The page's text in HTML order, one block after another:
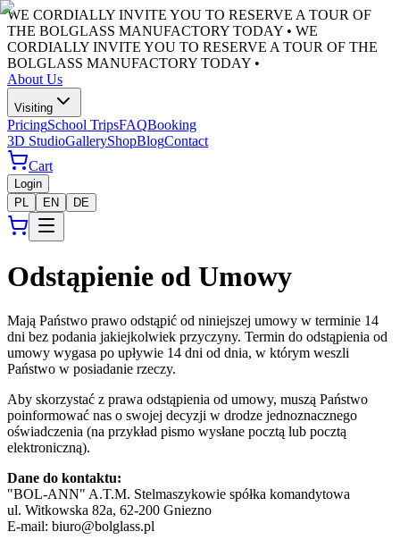
WE CORDIALLY INVITE YOU TO RESERVE A TOUR OF
THE BOLGLASS MANUFACTORY TODAY • WE
CORDIALLY INVITE YOU TO RESERVE A TOUR OF THE
BOLGLASS MANUFACTORY TODAY •
About Us
Visiting
PricingSchool TripsFAQBooking
3D StudioGalleryShopBlogContact
Cart
Login
PL
EN DE
Odstąpienie od Umowy
Mają Państwo prawo odstąpić od niniejszej umowy w terminie 14
dni bez podania jakiejkolwiek przyczyny. Termin do odstąpienia od
umowy wygasa po upływie 14 dni od dnia, w którym weszli
Państwo w posiadanie rzeczy.
Aby skorzystać z prawa odstąpienia od umowy, muszą Państwo
poinformować nas o swojej decyzji w drodze jednoznacznego
oświadczenia (na przykład pismo wysłane pocztą lub pocztą
elektroniczną).
Dane do kontaktu:
"BOL-ANN" A.T.M. Stelmaszykowie spółka komandytowa
ul. Witkowska 82a, 62-200 Gniezno
E-mail: biuro@bolglass.pl